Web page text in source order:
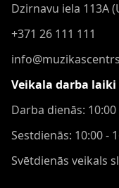
Dzirnavu iela 113A
+371 26 111 111
Veikala darba laiki
Darba dienās: 10:00
Sestdienās: 10:00 -
Svētdienās veikals